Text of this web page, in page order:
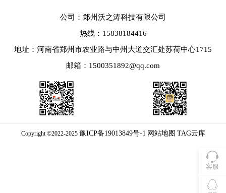
客服
公司：郑州沃之涛科技有限公司
热线：15838184416
地址：河南省郑州市农业路与中州大道交汇处苏荷中心1715
邮箱：1500351892@qq.com
Copyright ©2022-2025 豫ICP备19013849号-1 网站地图 TAG云库